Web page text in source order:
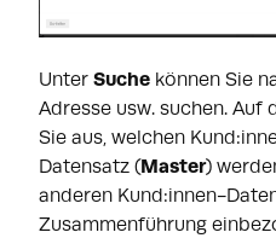
Unter Suche können Sie
Adresse usw. suchen. Auf
Sie aus, welchen
Datensatz (Master)
anderen Kund:innen-
Zusammenführung